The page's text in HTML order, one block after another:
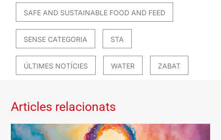
SAFE AND SUSTAINABLE FOOD AND FEED
SENSE CATEGORIA STA
ÚLTIMES NOTÍCIES WATER ZABAT
Articles relacionats